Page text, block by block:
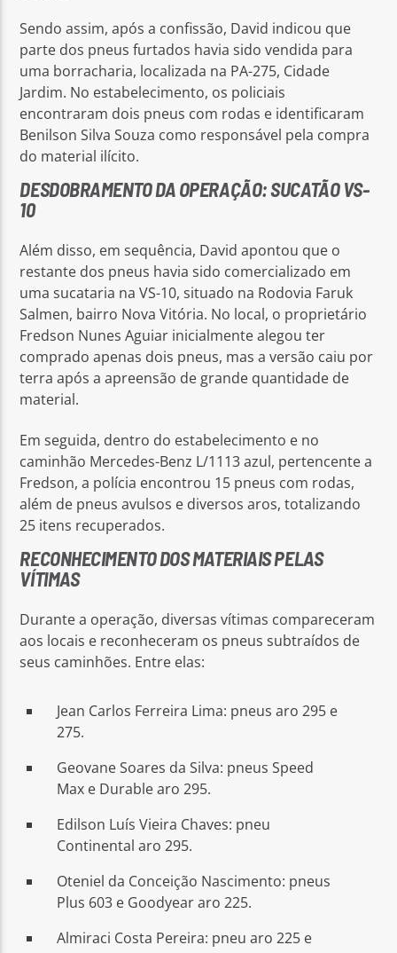
Sendo assim, após a confissão, David indicou que
parte dos pneus furtados havia sido vendida para
uma borracharia, localizada na PA-275, Cidade
Jardim. No estabelecimento, os policiais
encontraram dois pneus com rodas e identificaram
Benilson Silva Souza como responsável pela compra
do material ilícito.
DESDOBRAMENTO DA OPERAÇÃO: SUCATÃO VS-
10
Além disso, em sequência, David apontou que o
restante dos pneus havia sido comercializado em
uma sucataria na VS-10, situado na Rodovia Faruk
Salmen, bairro Nova Vitória. No local, o proprietário
Fredson Nunes Aguiar inicialmente alegou ter
comprado apenas dois pneus, mas a versão caiu por
terra após a apreensão de grande quantidade de
material.
Em seguida, dentro do estabelecimento e no
caminhão Mercedes-Benz L/1113 azul, pertencente a
Fredson, a polícia encontrou 15 pneus com rodas,
além de pneus avulsos e diversos aros, totalizando
25 itens recuperados.
RECONHECIMENTO DOS MATERIAIS PELAS
VÍTIMAS
Durante a operação, diversas vítimas compareceram
aos locais e reconheceram os pneus subtraídos de
seus caminhões. Entre elas:
Jean Carlos Ferreira Lima: pneus aro 295 e
275.
Geovane Soares da Silva: pneus Speed
Max e Durable aro 295.
Edilson Luís Vieira Chaves: pneu
Continental aro 295.
Oteniel da Conceição Nascimento: pneus
Plus 603 e Goodyear aro 225.
Almiraci Costa Pereira: pneu aro 225 e